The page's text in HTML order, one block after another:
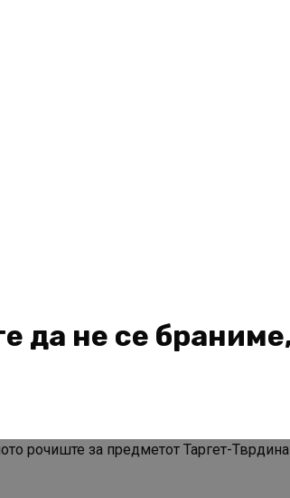
да не се
рочиште за предметот Таргет-